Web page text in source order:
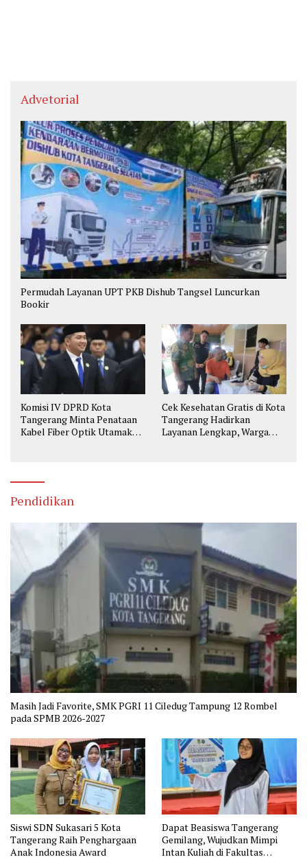
Advetorial
Permudah Layanan UPT PKB Dishub Tangsel Luncurkan
Bookir
Komisi IV DPRD Kota
Tangerang Minta Penataan
Kabel Fiber Optik Utamakan
Cek Kesehatan Gratis di Kota
Tangerang Hadirkan
Layanan Lengkap, Warga
Pendidikan
Masih Jadi Favorite, SMK PGRI 11 Ciledug Tampung 12 Rombel
pada SPMB 2026-2027
Siswi SDN Sukasari 5 Kota
Tangerang Raih Penghargaan
Anak Indonesia Award
Dapat Beasiswa Tangerang
Gemilang, Wujudkan Mimpi
Intan Kuliah di Fakultas